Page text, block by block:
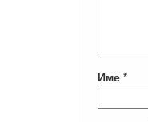
Име *